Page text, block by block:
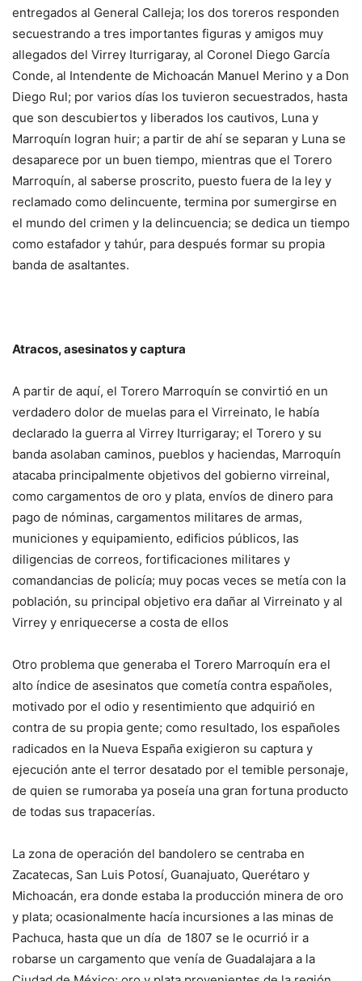
entregados al General Calleja; los dos toreros responden
secuestrando a tres importantes figuras y amigos muy
allegados del Virrey Iturrigaray, al Coronel Diego García
Conde, al Intendente de Michoacán Manuel Merino y a Don
Diego Rul; por varios días los tuvieron secuestrados, hasta
que son descubiertos y liberados los cautivos, Luna y
Marroquín logran huir; a partir de ahí se separan y Luna se
desaparece por un buen tiempo, mientras que el Torero
Marroquín, al saberse proscrito, puesto fuera de la ley y
reclamado como delincuente, termina por sumergirse en
el mundo del crimen y la delincuencia; se dedica un tiempo
como estafador y tahúr, para después formar su propia
banda de asaltantes.
Atracos, asesinatos y captura
A partir de aquí, el Torero Marroquín se convirtió en un
verdadero dolor de muelas para el Virreinato, le había
declarado la guerra al Virrey Iturrigaray; el Torero y su
banda asolaban caminos, pueblos y haciendas, Marroquín
atacaba principalmente objetivos del gobierno virreinal,
como cargamentos de oro y plata, envíos de dinero para
pago de nóminas, cargamentos militares de armas,
municiones y equipamiento, edificios públicos, las
diligencias de correos, fortificaciones militares y
comandancias de policía; muy pocas veces se metía con la
población, su principal objetivo era dañar al Virreinato y al
Virrey y enriquecerse a costa de ellos
Otro problema que generaba el Torero Marroquín era el
alto índice de asesinatos que cometía contra españoles,
motivado por el odio y resentimiento que adquirió en
contra de su propia gente; como resultado, los españoles
radicados en la Nueva España exigieron su captura y
ejecución ante el terror desatado por el temible personaje,
de quien se rumoraba ya poseía una gran fortuna producto
de todas sus trapacerías.
La zona de operación del bandolero se centraba en
Zacatecas, San Luis Potosí, Guanajuato, Querétaro y
Michoacán, era donde estaba la producción minera de oro
y plata; ocasionalmente hacía incursiones a las minas de
Pachuca, hasta que un día de 1807 se le ocurrió ir a
robarse un cargamento que venía de Guadalajara a la